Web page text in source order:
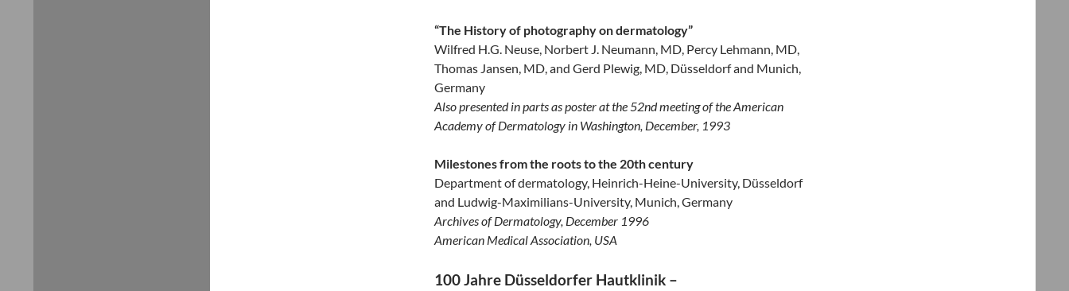
“The History of photography on dermatology”
Wilfred H.G. Neuse, Norbert J. Neumann, MD, Percy Lehmann, MD,
Thomas Jansen, MD, and Gerd Plewig, MD, Düsseldorf and Munich,
Germany
Also presented in parts as poster at the 52nd meeting of the American
Academy of Dermatology in Washington, December, 1993
Milestones from the roots to the 20th century
Department of dermatology, Heinrich-Heine-University, Düsseldorf
and Ludwig-Maximilians-University, Munich, Germany
Archives of Dermatology, December 1996
American Medical Association, USA
100 Jahre Düsseldorfer Hautklinik –